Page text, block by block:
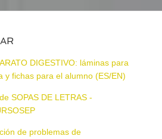
DIGESTIVO: láminas para
y fichas para el alumno (ES/EN)
SOPAS DE LETRAS -
de problemas de